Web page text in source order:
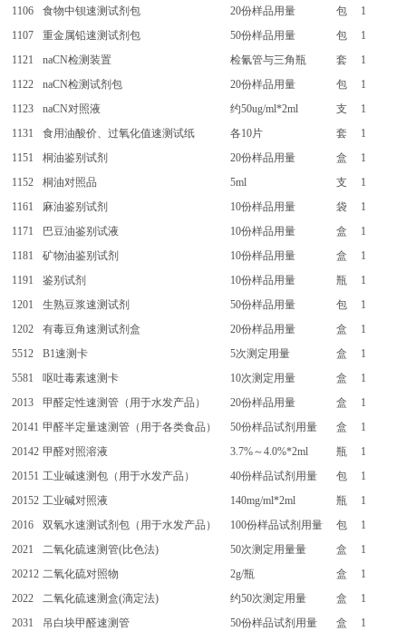
1106
食物中钡速测试剂包 20份样品用量 包
1
1107
重金属铅速测试剂包 50份样品用量 包
1
1121
naCN检测装置 检氰管与三角瓶 套
1
1122
naCN检测试剂包 20份样品用量 包
1
1123
naCN对照液 约50ug/ml*2ml 支
1
1131
食用油酸价、过氧化值速测试纸 各10片 套
1
1151
桐油鉴别试剂 20份样品用量 盒
1
1152
桐油对照品 5ml 支
1
1161
麻油鉴别试剂 10份样品用量 袋
1
1171
巴豆油鉴别试液 10份样品用量 盒
1
1181
矿物油鉴别试剂 10份样品用量 盒
1
1191
鉴别试剂 10份样品用量 瓶
1
1201
生熟豆浆速测试剂 50份样品用量 包
1
1202
有毒豆角速测试剂盒 20份样品用量 盒
1
5512
B1速测卡 5次测定用量 盒
1
5581
呕吐毒素速测卡 10次测定用量 盒
1
2013
甲醛定性速测管（用于水发产品） 20份样品用量 盒
1
20141 甲醛半定量速测管（用于各类食品） 50份样品试剂用量 盒
1
20142 甲醛对照溶液 3.7%～4.0%*2ml 瓶
1
20151 工业碱速测包（用于水发产品） 40份样品试剂用量 包
1
20152 工业碱对照液 140mg/ml*2ml 瓶
1
2016
双氧水速测试剂包（用于水发产品） 100份样品试剂用量 包
1
2021
二氧化硫速测管(比色法) 50次测定用量量 盒
1
20212 二氧化硫对照物 2g/瓶 盒
1
2022
二氧化硫速测盒(滴定法) 约50次测定用量 盒
1
2031
吊白块甲醛速测管 50份样品试剂用量 盒 1